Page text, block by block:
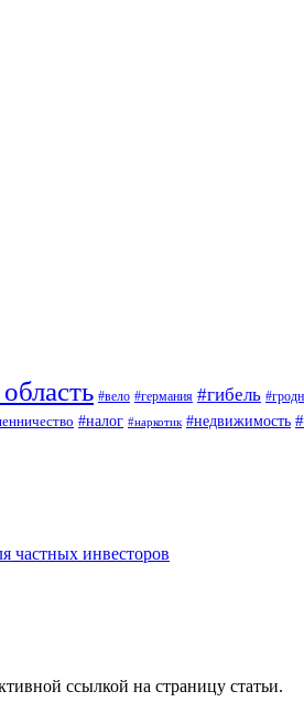
#вело #германия #гибель
#налог #наркотик #недвижимость
частных инвесторов
ссылкой на страницу статьи.